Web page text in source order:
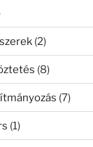
(2)
(8)
(7)
(1)